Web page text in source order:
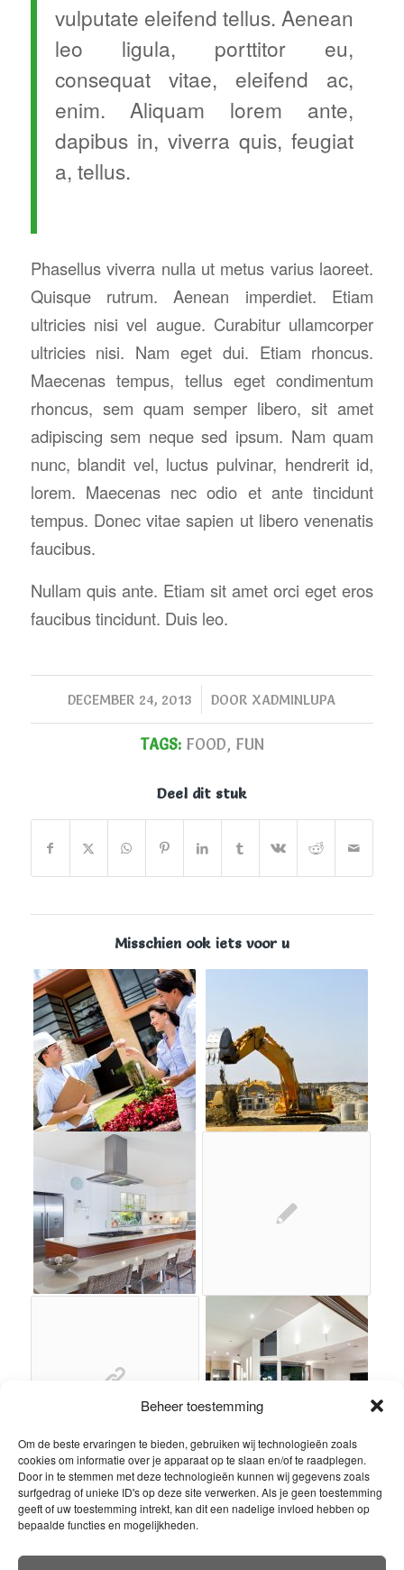
Beheer toestemming
Om de beste ervaringen te bieden, gebruiken wij technologieën zoals
cookies om informatie over je apparaat op te slaan en/of te raadplegen.
Door in te stemmen met deze technologieën kunnen wij gegevens zoals
surfgedrag of unieke ID's op deze site verwerken. Als je geen toestemming
geeft of uw toestemming intrekt, kan dit een nadelige invloed hebben op
bepaalde functies en mogelijkheden.
vulputate eleifend tellus. Aenean
leo ligula, porttitor eu,
consequat vitae, eleifend ac,
enim. Aliquam lorem ante,
dapibus in, viverra quis, feugiat
a, tellus.
Phasellus viverra nulla ut metus varius laoreet.
Quisque rutrum. Aenean imperdiet. Etiam
ultricies nisi vel augue. Curabitur ullamcorper
ultricies nisi. Nam eget dui. Etiam rhoncus.
Maecenas tempus, tellus eget condimentum
rhoncus, sem quam semper libero, sit amet
adipiscing sem neque sed ipsum. Nam quam
nunc, blandit vel, luctus pulvinar, hendrerit id,
lorem. Maecenas nec odio et ante tincidunt
tempus. Donec vitae sapien ut libero venenatis
faucibus.
Nullam quis ante. Etiam sit amet orci eget eros
faucibus tincidunt. Duis leo.
DECEMBER 24, 2013
/ DOOR XADMINLUPA
TAGS: FOOD, FUN
Deel dit stuk
Misschien ook iets voor u